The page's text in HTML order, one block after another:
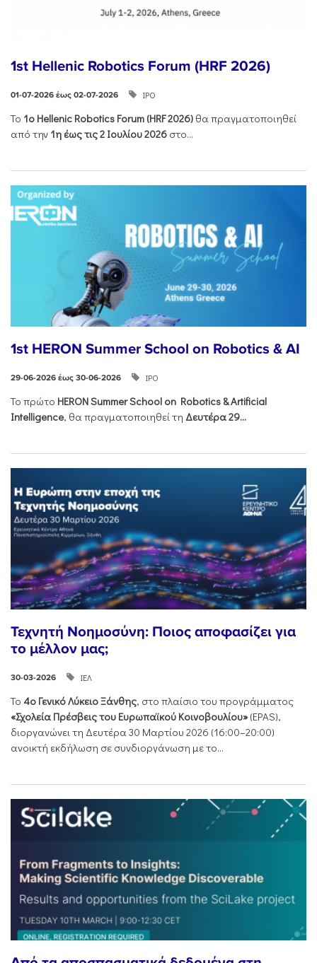
1st Hellenic Robotics Forum (HRF 2026)
01-07-2026 έως 02-07-2026 ΙΡΟ
Το 1ο Hellenic Robotics Forum (HRF2026) θα πραγματοποιηθεί
από την 1η έως τις 2 Ιουλίου 2026 στο...
1st HERON Summer School on Robotics & AI
29-06-2026 έως 30-06-2026 ΙΡΟ
Το πρώτο HERONSummerSchool on Robotics &Artificial
Intelligence, θα πραγματοποιηθεί τη Δευτέρα 29...
Τεχνητή Νοημοσύνη: Ποιος αποφασίζει για
το μέλλον μας;
30-03-2026 ΙΕΛ
Το 4ο Γενικό Λύκειο Ξάνθης, στο πλαίσιο του προγράμματος
«Σχολεία Πρέσβεις του Ευρωπαϊκού Κοινοβουλίου»(EPAS),
διοργανώνει τη Δευτέρα 30 Μαρτίου 2026 (16:00–20:00)
ανοικτή εκδήλωση σε συνδιοργάνωση με το...